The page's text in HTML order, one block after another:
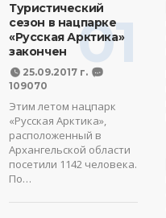
01
Туристический
сезон в нацпарке
«Русская Арктика»
закончен
25.09.2017 г.
109070
Этим летом нацпарк
«Русская Арктика»,
расположенный в
Архангельской области
посетили 1142 человека.
По…